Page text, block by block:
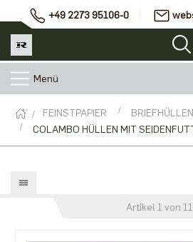
+49 2273 95106-0
Menü
FEINSTPAPIER
BRIEFHÜLLEN
COLAMBO HÜLLEN MIT
Artikel 1 von 11